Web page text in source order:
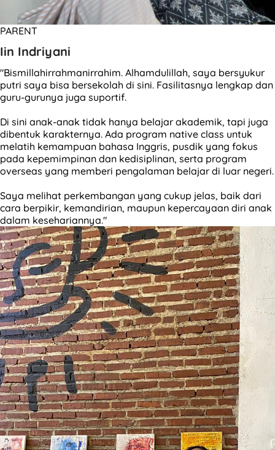
PARENT
Iin Indriyani
"Bismillahirrahmanirrahim. Alhamdulillah, saya bersyukur
putri saya bisa bersekolah di sini. Fasilitasnya lengkap dan
guru-gurunya juga suportif.
Di sini anak-anak tidak hanya belajar akademik, tapi juga
dibentuk karakternya. Ada program native class untuk
melatih kemampuan bahasa Inggris, pusdik yang fokus
pada kepemimpinan dan kedisiplinan, serta program
overseas yang memberi pengalaman belajar di luar negeri.
Saya melihat perkembangan yang cukup jelas, baik dari
cara berpikir, kemandirian, maupun kepercayaan diri anak
dalam kesehariannya."